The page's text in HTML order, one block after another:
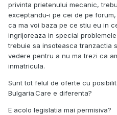
privinta prietenului mecanic,
exceptandu-i pe cei de pe
ca ma voi baza pe ce stiu eu in
ingrijoreaza in special
trebuie sa insoteasca tranzactia
vedere pentru a nu ma trezi ca
inmatricula.
Sunt tot felul de oferte cu
Bulgaria.Care e diferenta?
E acolo legislatia mai permisiva?